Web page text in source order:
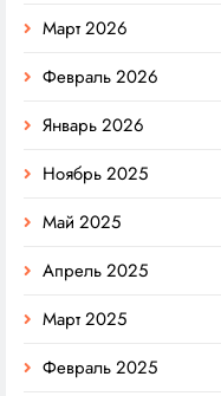
Март 2026
Февраль 2026
Январь 2026
Ноябрь 2025
Май 2025
Апрель 2025
Март 2025
Февраль 2025